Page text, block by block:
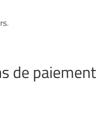
de paiement